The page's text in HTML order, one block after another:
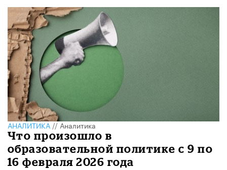
АНАЛИТИКА//Аналитика
Что произошло в
образовательной политике с 9 по
16 февраля 2026 года